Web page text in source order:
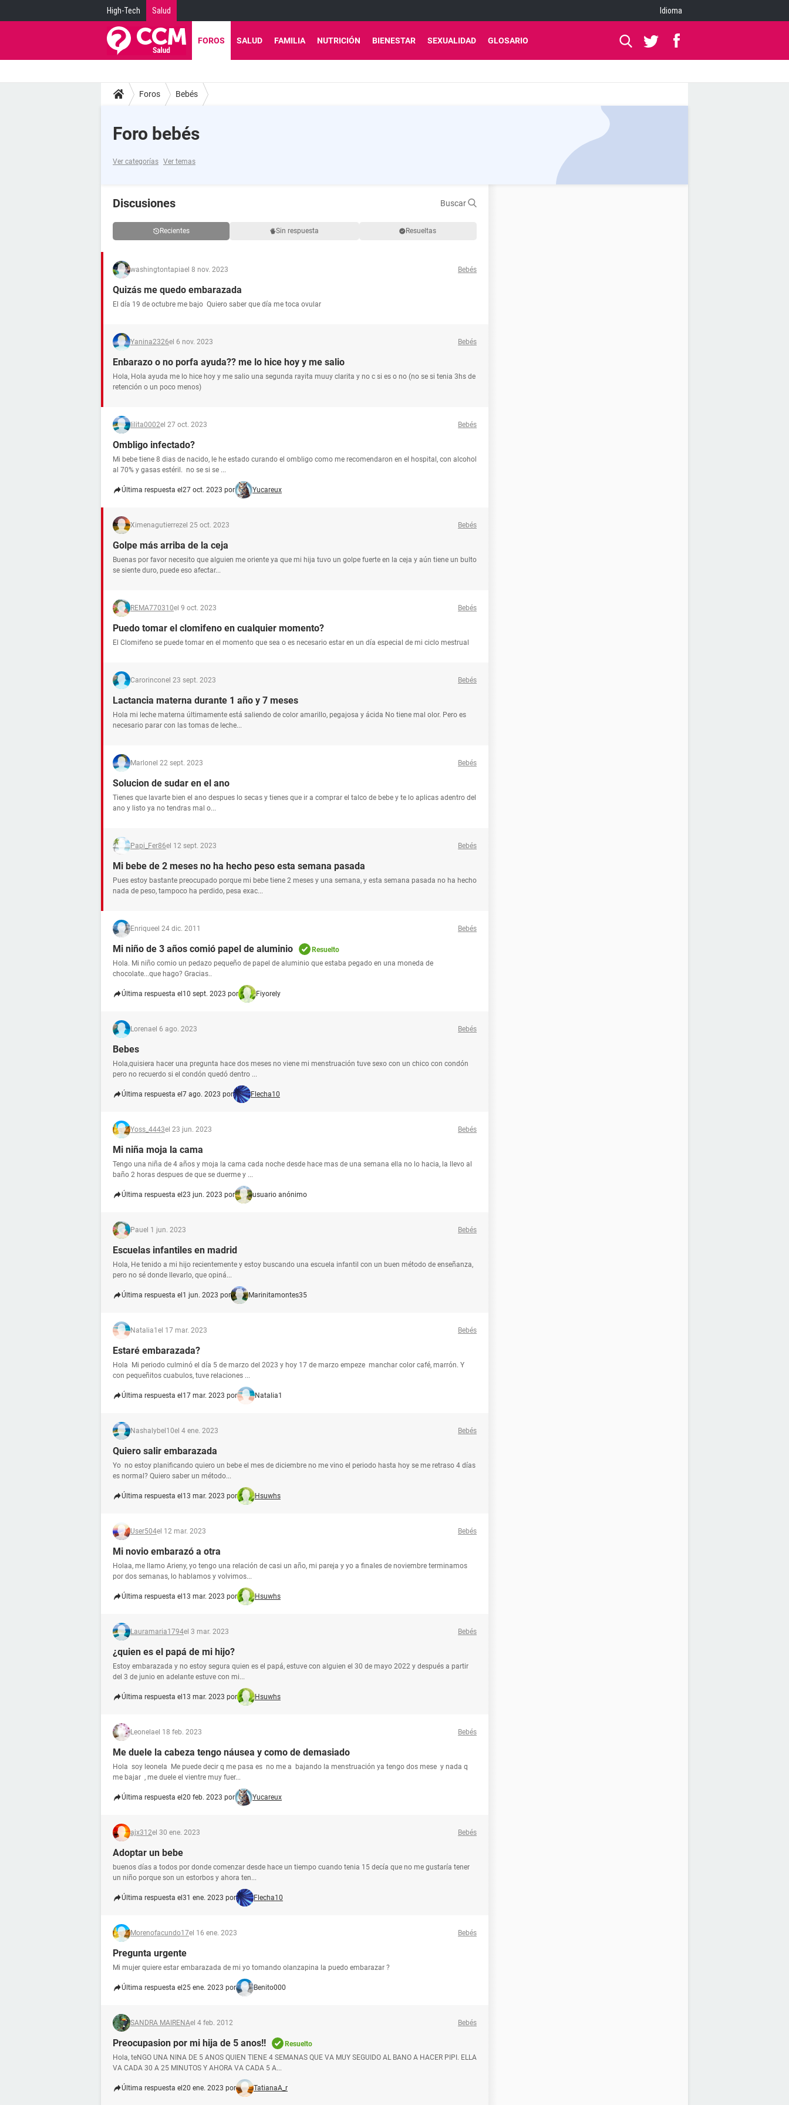
High-Tech Salud Idioma
FOROS SALUD FAMILIA NUTRICIÓN BIENESTAR SEXUALIDAD GLOSARIO
Foros Bebés
Foro bebés
Ver categorías Ver temas
Discusiones Buscar
Recientes Sin respuesta Resueltas
washingtontapiael 8 nov. 2023 Bebés
Quizás me quedo embarazada
El día 19 de octubre me bajo Quiero saber que día me toca ovular
Yanina2326el 6 nov. 2023 Bebés
Enbarazo o no porfa ayuda?? me lo hice hoy y me salio
Hola, Hola ayuda me lo hice hoy y me salio una segunda rayita muuy clarita y no c si es o no (no se si tenia 3hs de
retención o un poco menos)
lilita0002el 27 oct. 2023 Bebés
Ombligo infectado?
Mi bebe tiene 8 dias de nacido, le he estado curando el ombligo como me recomendaron en el hospital, con alcohol
al 70% y gasas estéril. no se si se ...
Última respuesta el 27 oct. 2023 por Yucareux
Ximenagutierrezel 25 oct. 2023 Bebés
Golpe más arriba de la ceja
Buenas por favor necesito que alguien me oriente ya que mi hija tuvo un golpe fuerte en la ceja y aún tiene un bulto
se siente duro, puede eso afectar...
REMA770310el 9 oct. 2023 Bebés
Puedo tomar el clomifeno en cualquier momento?
El Clomifeno se puede tomar en el momento que sea o es necesario estar en un día especial de mi ciclo mestrual
Carorinconel 23 sept. 2023 Bebés
Lactancia materna durante 1 año y 7 meses
Hola mi leche materna últimamente está saliendo de color amarillo, pegajosa y ácida No tiene mal olor. Pero es
necesario parar con las tomas de leche...
Marlonel 22 sept. 2023 Bebés
Solucion de sudar en el ano
Tienes que lavarte bien el ano despues lo secas y tienes que ir a comprar el talco de bebe y te lo aplicas adentro del
ano y listo ya no tendras mal o...
Papi_Fer86el 12 sept. 2023 Bebés
Mi bebe de 2 meses no ha hecho peso esta semana pasada
Pues estoy bastante preocupado porque mi bebe tiene 2 meses y una semana, y esta semana pasada no ha hecho
nada de peso, tampoco ha perdido, pesa exac...
Enriqueel 24 dic. 2011 Bebés
Mi niño de 3 años comió papel de aluminio
Resuelto
Hola. Mi niño comio un pedazo pequeño de papel de aluminio que estaba pegado en una moneda de
chocolate...que hago? Gracias..
Última respuesta el 10 sept. 2023 por Fiyorely
Lorenael 6 ago. 2023 Bebés
Bebes
Hola,quisiera hacer una pregunta hace dos meses no viene mi menstruación tuve sexo con un chico con condón
pero no recuerdo si el condón quedó dentro ...
Última respuesta el 7 ago. 2023 por Flecha10
Yoss_4443el 23 jun. 2023 Bebés
Mi niña moja la cama
Tengo una niña de 4 años y moja la cama cada noche desde hace mas de una semana ella no lo hacia, la llevo al
baño 2 horas despues de que se duerme y ...
Última respuesta el 23 jun. 2023 por usuario anónimo
Pauel 1 jun. 2023 Bebés
Escuelas infantiles en madrid
Hola, He tenido a mi hijo recientemente y estoy buscando una escuela infantil con un buen método de enseñanza,
pero no sé donde llevarlo, que opiná...
Última respuesta el 1 jun. 2023 por Marinitamontes35
Natalia1 el 17 mar. 2023 Bebés
Estaré embarazada?
Hola Mi periodo culminó el día 5 de marzo del 2023 y hoy 17 de marzo empeze manchar color café, marrón. Y
con pequeñitos cuabulos, tuve relaciones ...
Última respuesta el 17 mar. 2023 por Natalia1
Nashalybel10el 4 ene. 2023 Bebés
Quiero salir embarazada
Yo no estoy planificando quiero un bebe el mes de diciembre no me vino el periodo hasta hoy se me retraso 4 días
es normal? Quiero saber un método...
Última respuesta el 13 mar. 2023 por Hsuwhs
User504el 12 mar. 2023 Bebés
Mi novio embarazó a otra
Holaa, me llamo Arieny, yo tengo una relación de casi un año, mi pareja y yo a finales de noviembre terminamos
por dos semanas, lo hablamos y volvimos...
Última respuesta el 13 mar. 2023 por Hsuwhs
Lauramaria1794el 3 mar. 2023 Bebés
¿quien es el papá de mi hijo?
Estoy embarazada y no estoy segura quien es el papá, estuve con alguien el 30 de mayo 2022 y después a partir
del 3 de junio en adelante estuve con mi...
Última respuesta el 13 mar. 2023 por Hsuwhs
Leonelael 18 feb. 2023 Bebés
Me duele la cabeza tengo náusea y como de demasiado
Hola soy leonela Me puede decir q me pasa es no me a bajando la menstruación ya tengo dos mese y nada q
me bajar , me duele el vientre muy fuer...
Última respuesta el 20 feb. 2023 por Yucareux
ajx312el 30 ene. 2023 Bebés
Adoptar un bebe
buenos días a todos por donde comenzar desde hace un tiempo cuando tenia 15 decía que no me gustaría tener
un niño porque son un estorbos y ahora ten...
Última respuesta el 31 ene. 2023 por Flecha10
Morenofacundo17el 16 ene. 2023 Bebés
Pregunta urgente
Mi mujer quiere estar embarazada de mi yo tomando olanzapina la puedo embarazar ?
Última respuesta el 25 ene. 2023 por Benito000
SANDRA MAIRENAel 4 feb. 2012 Bebés
Preocupasion por mi hija de 5 anos!!
Resuelto
Hola, teNGO UNA NINA DE 5 ANOS QUIEN TIENE 4 SEMANAS QUE VA MUY SEGUIDO AL BANO A HACER PIPI. ELLA
VA CADA 30 A 25 MINUTOS Y AHORA VA CADA 5 A...
Última respuesta el 20 ene. 2023 por TatianaA_r